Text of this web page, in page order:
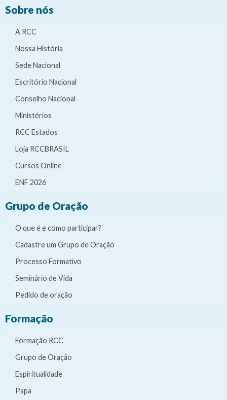
Sobre nós
A RCC
Nossa História
Sede Nacional
Escritório Nacional
Conselho Nacional
Ministérios
RCC Estados
Loja RCCBRASIL
Cursos Online
ENF 2026
Grupo de Oração
O que é e como participar?
Cadastre um Grupo de Oração
Processo Formativo
Seminário de Vida
Pedido de oração
Formação
Formação RCC
Grupo de Oração
Espiritualidade
Papa